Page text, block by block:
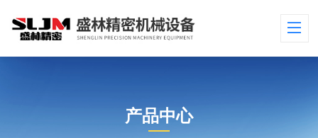
产品中心